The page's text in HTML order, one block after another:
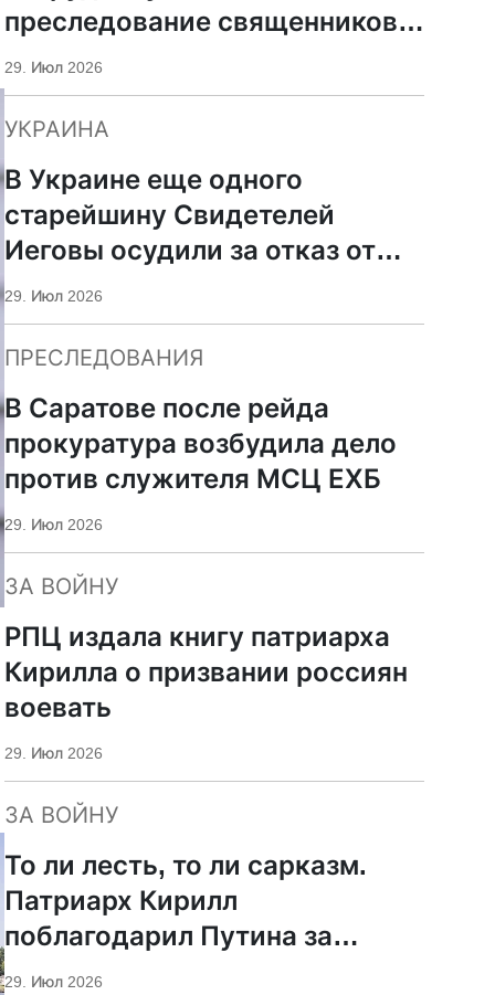
преследование священников
ПЦУ
29. Июл 2026
УКРАИНА
В Украине еще одного
старейшину Свидетелей
Иеговы осудили за отказ от
мобилизации
29. Июл 2026
ПРЕСЛЕДОВАНИЯ
В Саратове после рейда
прокуратура возбудила дело
против служителя МСЦ ЕХБ
29. Июл 2026
ЗА ВОЙНУ
РПЦ издала книгу патриарха
Кирилла о призвании россиян
воевать
29. Июл 2026
ЗА ВОЙНУ
То ли лесть, то ли сарказм.
Патриарх Кирилл
поблагодарил Путина за
защиту суверенитета и
29. Июл 2026